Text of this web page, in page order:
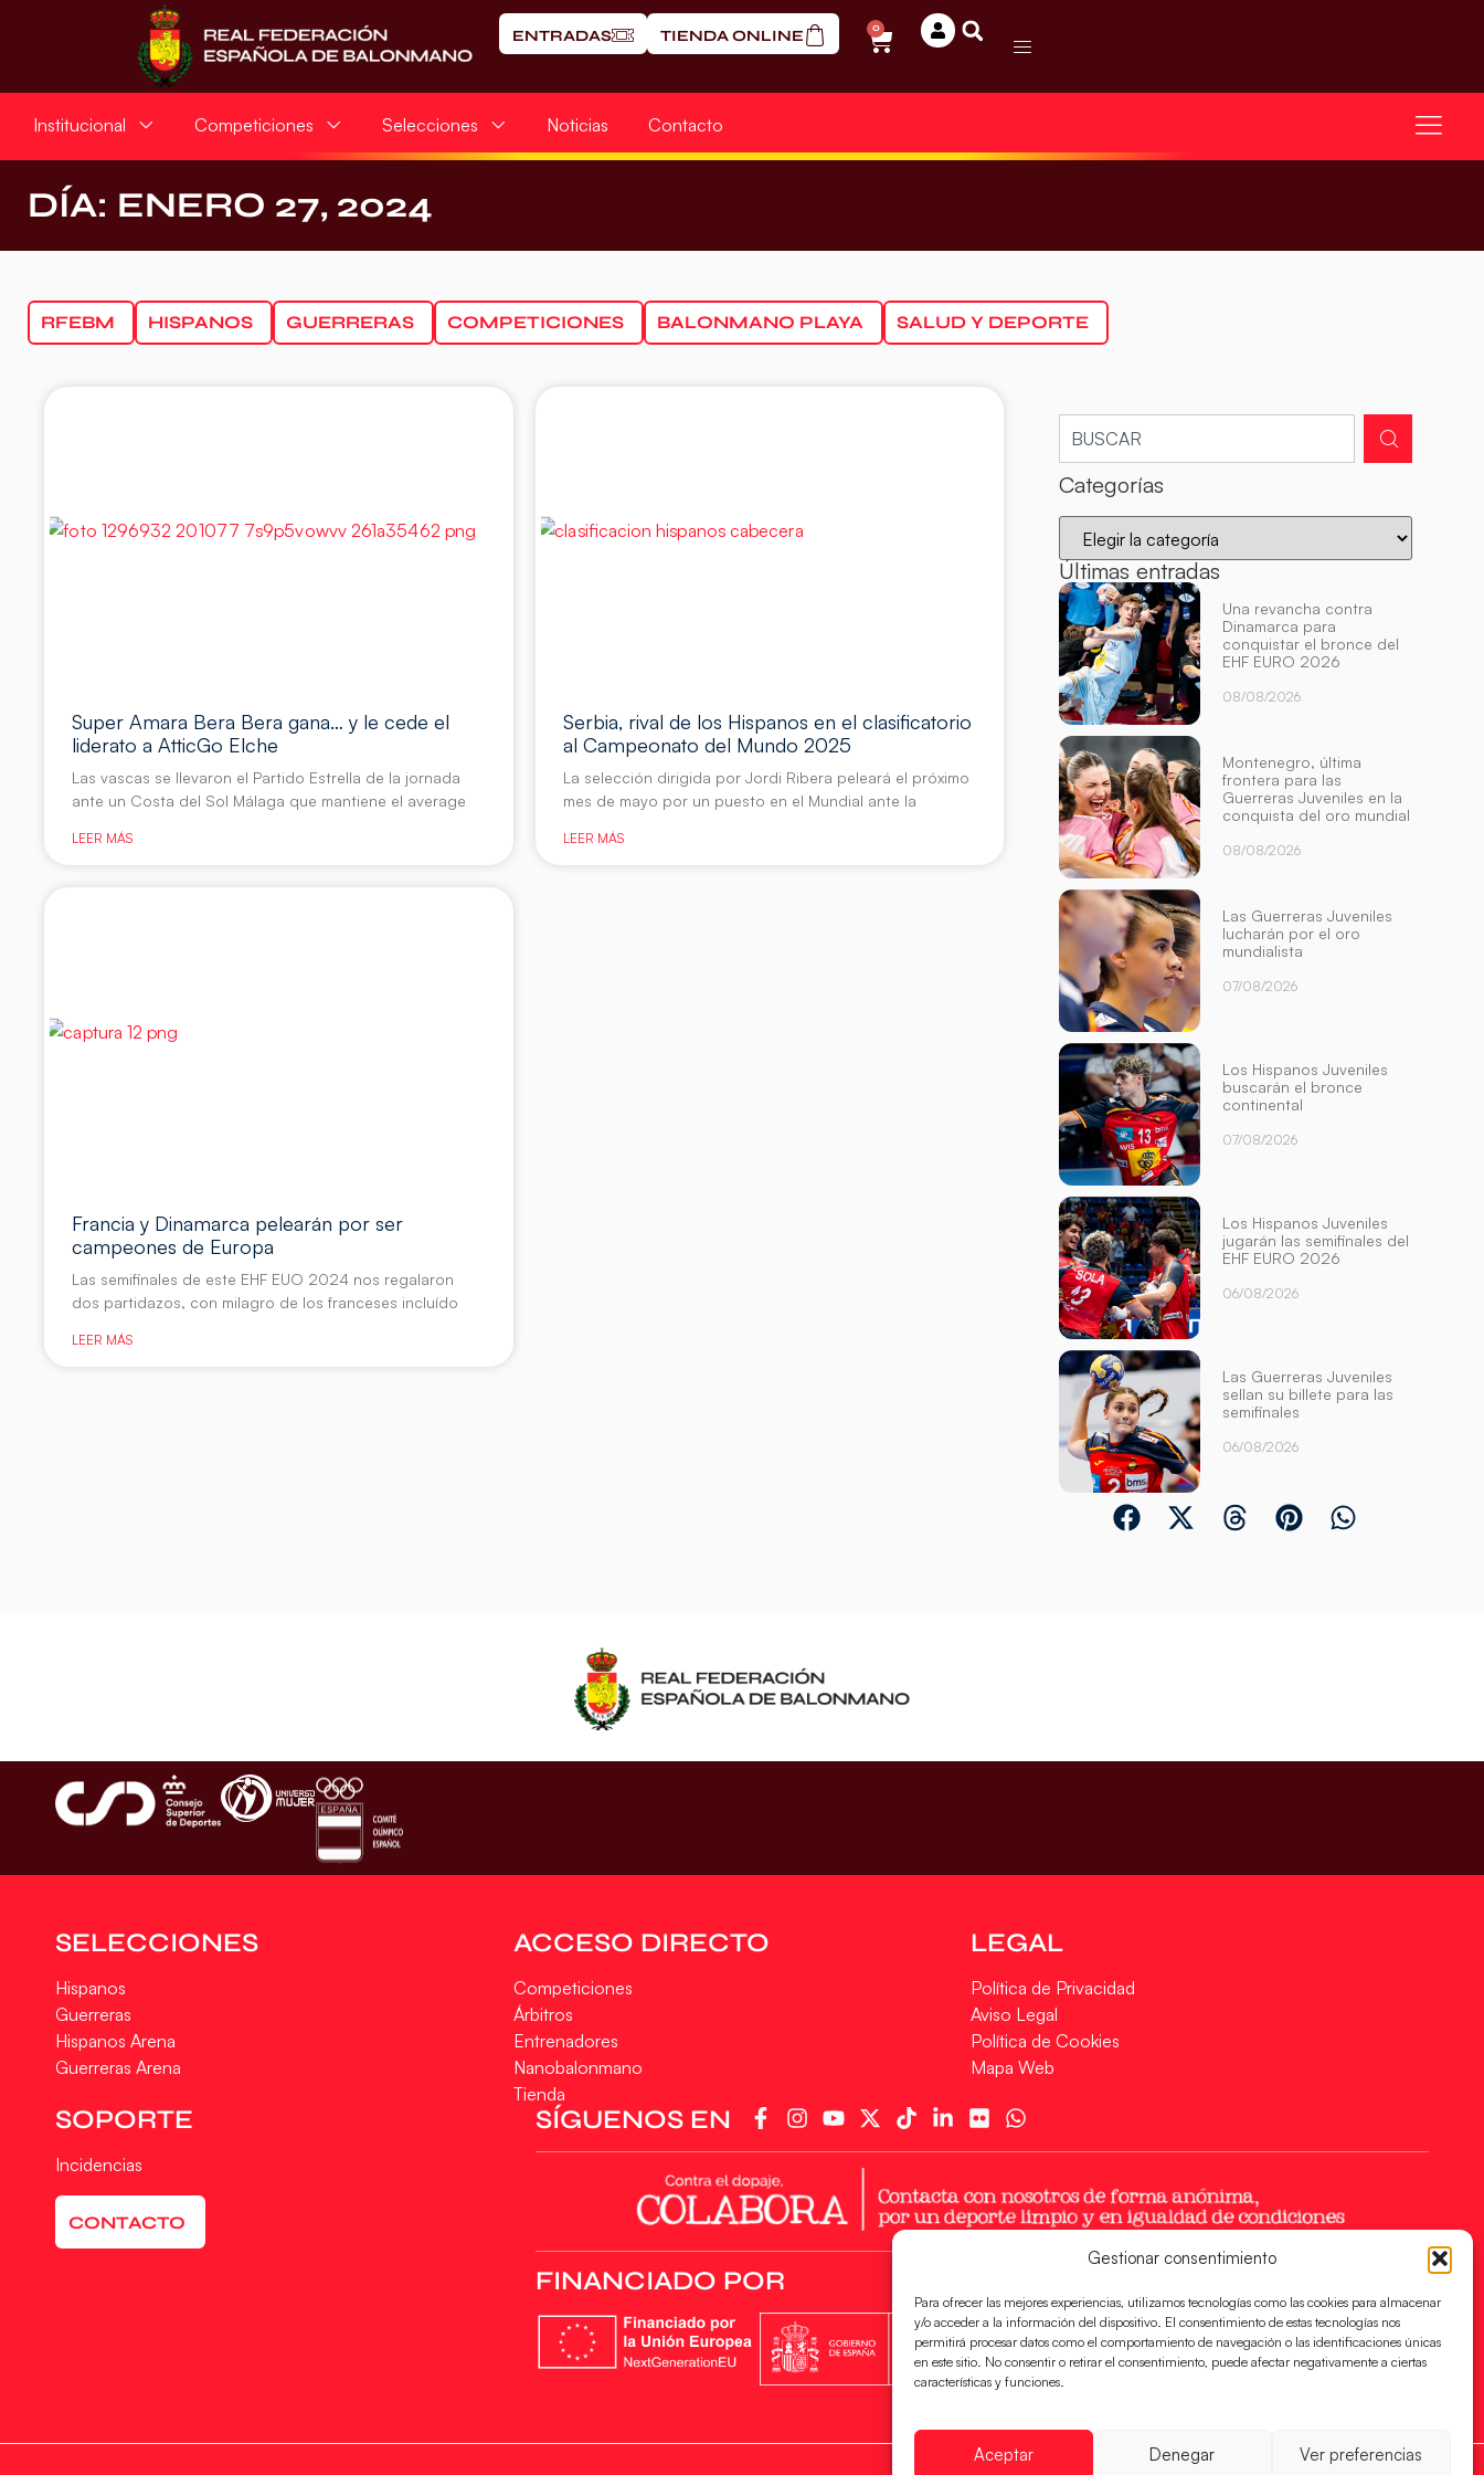
Gestionar consentimiento
Para ofrecer las mejores experiencias, utilizamos tecnologías como las cookies para almacenar
y/o acceder a la información del dispositivo. El consentimiento de estas tecnologías nos
permitirá procesar datos como el comportamiento de navegación o las identificaciones únicas
en este sitio. No consentir o retirar el consentimiento, puede afectar negativamente a ciertas
características y funciones.
Aceptar Denegar Ver preferencias
ENTRADAS TIENDA ONLINE 0
Institucional Competiciones Selecciones Noticias Contacto
DÍA: ENERO 27, 2024
RFEBM HISPANOS GUERRERAS COMPETICIONES BALONMANO PLAYA SALUD Y DEPORTE
Super Amara Bera Bera gana… y le cede el
liderato a AtticGo Elche
Las vascas se llevaron el Partido Estrella de la jornada
ante un Costa del Sol Málaga que mantiene el average
LEER MÁS
Serbia, rival de los Hispanos en el clasificatorio
al Campeonato del Mundo 2025
La selección dirigida por Jordi Ribera peleará el próximo
mes de mayo por un puesto en el Mundial ante la
LEER MÁS
Francia y Dinamarca pelearán por ser
campeones de Europa
Las semifinales de este EHF EUO 2024 nos regalaron
dos partidazos, con milagro de los franceses incluído
LEER MÁS
Categorías
Últimas entradas
Una revancha contra
Dinamarca para
conquistar el bronce del
EHF EURO 2026
08/08/2026
Montenegro, última
frontera para las
Guerreras Juveniles en la
conquista del oro mundial
08/08/2026
Las Guerreras Juveniles
lucharán por el oro
mundialista
07/08/2026
Los Hispanos Juveniles
buscarán el bronce
continental
07/08/2026
Los Hispanos Juveniles
jugarán las semifinales del
EHF EURO 2026
06/08/2026
Las Guerreras Juveniles
sellan su billete para las
semifinales
06/08/2026
SELECCIONES
Hispanos
Guerreras
Hispanos Arena
Guerreras Arena
ACCESO DIRECTO
Competiciones
Árbitros
Entrenadores
Nanobalonmano
Tienda
LEGAL
Política de Privacidad
Aviso Legal
Política de Cookies
Mapa Web
SOPORTE
Incidencias
CONTACTO
SÍGUENOS EN
FINANCIADO POR